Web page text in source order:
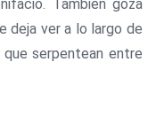
También goza
deja ver a lo largo de
serpentean entre